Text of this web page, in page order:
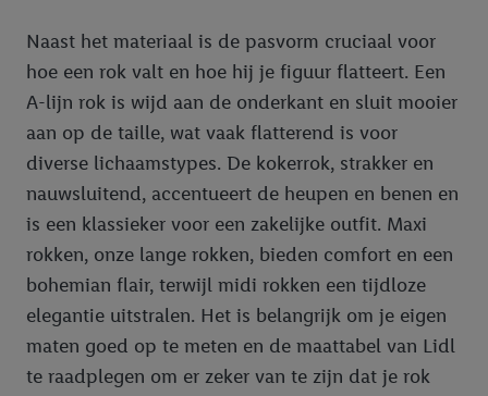
Naast het materiaal is de pasvorm cruciaal voor
hoe een rok valt en hoe hij je figuur flatteert. Een
A-lijn rok is wijd aan de onderkant en sluit mooier
aan op de taille, wat vaak flatterend is voor
diverse lichaamstypes. De kokerrok, strakker en
nauwsluitend, accentueert de heupen en benen en
is een klassieker voor een zakelijke outfit. Maxi
rokken, onze lange rokken, bieden comfort en een
bohemian flair, terwijl midi rokken een tijdloze
elegantie uitstralen. Het is belangrijk om je eigen
maten goed op te meten en de maattabel van Lidl
te raadplegen om er zeker van te zijn dat je rok